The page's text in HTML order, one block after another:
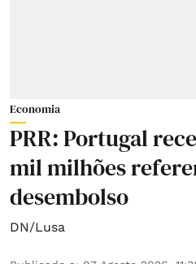
Economia
PRR: Portugal
mil milhões
desembolso
DN/Lusa